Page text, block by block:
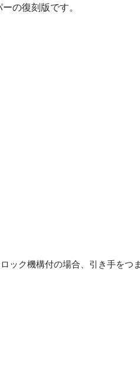
の復刻版です。
ック機構付の場合、引き手をつ